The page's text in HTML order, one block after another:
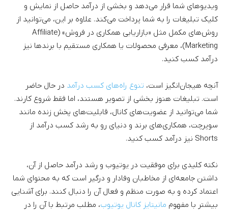
ویدیوهای شما قرار می‌دهد و بخشی از درآمد حاصل از نمایش و
کلیک تبلیغات را به شما پرداخت می‌کند. علاوه بر این، می‌توانید از
روش‌های مکمل مثل «بازاریابی همکاری در فروش» (Affiliate
Marketing)، معرفی محصولات یا همکاری مستقیم با برندها نیز
درآمد کسب کنید.
آنچه هیجان‌انگیز است، تنوع راه‌های کسب درآمد در حال حاضر
است. تبلیغات هنوز بخشی از تصویر هستند، اما فقط شروع کارند.
شما می‌توانید از عضویت‌های کانال، قابلیت‌های پخش زنده مانند
سوپرچت، همکاری‌های برند و دنیای رو به رشد کسب درآمد از
Shorts نیز درآمد کسب کنید.
نکته کلیدی برای موفقیت در یوتیوب و رشد درآمد حاصل از آن،
داشتن جامعه‌ای از مخاطبان وفادار و درگیر است که به محتوای شما
اعتماد کرده و به صورت منظم و فعال آن را دنبال کنند. برای آشنایی
بیشتر با مفهوم مانیتایز کانال یوتیوب، مطلب مرتبط با آن را در